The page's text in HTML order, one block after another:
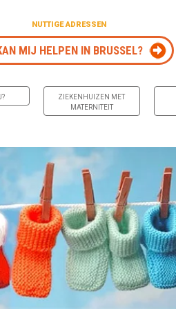
NUTTIGE ADRESSEN
MIJ HELPEN IN BRUSSEL?
ZIEKENHUIZEN MET
MATERNITEIT